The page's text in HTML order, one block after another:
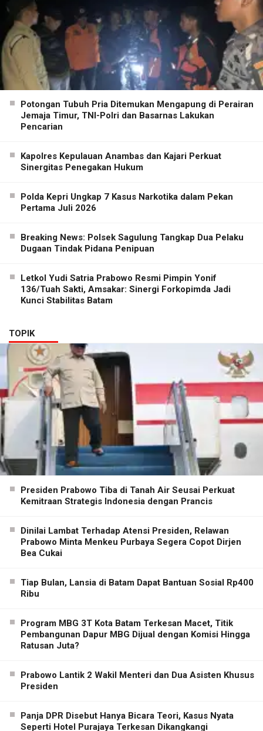
Potongan Tubuh Pria Ditemukan Mengapung di Perairan
Jemaja Timur, TNI-Polri dan Basarnas Lakukan
Pencarian
Kapolres Kepulauan Anambas dan Kajari Perkuat
Sinergitas Penegakan Hukum
Polda Kepri Ungkap 7 Kasus Narkotika dalam Pekan
Pertama Juli 2026
Breaking News: Polsek Sagulung Tangkap Dua Pelaku
Dugaan Tindak Pidana Penipuan
Letkol Yudi Satria Prabowo Resmi Pimpin Yonif
136/Tuah Sakti, Amsakar: Sinergi Forkopimda Jadi
Kunci Stabilitas Batam
TOPIK
Presiden Prabowo Tiba di Tanah Air Seusai Perkuat
Kemitraan Strategis Indonesia dengan Prancis
Dinilai Lambat Terhadap Atensi Presiden, Relawan
Prabowo Minta Menkeu Purbaya Segera Copot Dirjen
Bea Cukai
Tiap Bulan, Lansia di Batam Dapat Bantuan Sosial Rp400
Ribu
Program MBG 3T Kota Batam Terkesan Macet, Titik
Pembangunan Dapur MBG Dijual dengan Komisi Hingga
Ratusan Juta?
Prabowo Lantik 2 Wakil Menteri dan Dua Asisten Khusus
Presiden
Panja DPR Disebut Hanya Bicara Teori, Kasus Nyata
Seperti Hotel Purajaya Terkesan Dikangkangi